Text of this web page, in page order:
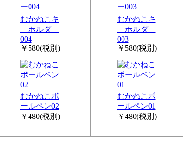
むかねこキ
ーホルダー
004
￥580(税別)
むかねこキ
ーホルダー
003
￥580(税別)
むかねこボ
ールペン02
￥480(税別)
むかねこボ
ールペン01
￥480(税別)